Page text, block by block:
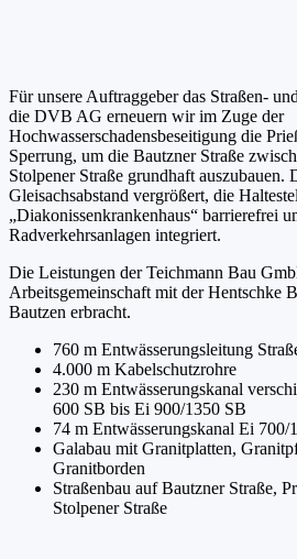
Für unsere Auftraggeber das Straßen-
die DVB AG erneuern wir im Zuge der
Hochwasserschadensbeseitigung die
Sperrung, um die Bautzner Straße
Stolpener Straße grundhaft auszubauen.
Gleisachsabstand vergrößert, die
„Diakonissenkrankenhaus“ barrierefrei
Radverkehrsanlagen integriert.
Die Leistungen der Teichmann Bau
Arbeitsgemeinschaft mit der Hentschke
Bautzen erbracht.
760 m Entwässerungsleitung
4.000 m Kabelschutzrohre
230 m Entwässerungskanal
600 SB bis Ei 900/1350 SB
74 m Entwässerungskanal Ei 700/
Galabau mit Granitplatten,
Granitborden
Straßenbau auf Bautzner Straße,
Stolpener Straße